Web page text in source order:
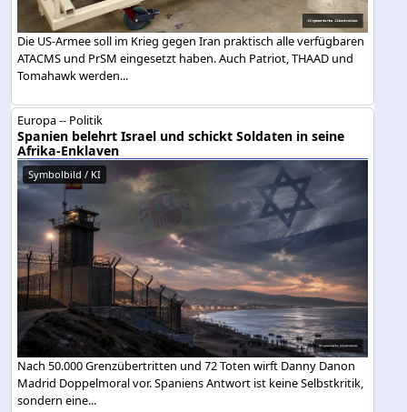
Die US-Armee soll im Krieg gegen Iran praktisch alle verfügbaren
ATACMS und PrSM eingesetzt haben. Auch Patriot, THAAD und
Tomahawk werden...
Europa -- Politik
Spanien belehrt Israel und schickt Soldaten in seine
Afrika-Enklaven
Symbolbild / KI
Nach 50.000 Grenzübertritten und 72 Toten wirft Danny Danon
Madrid Doppelmoral vor. Spaniens Antwort ist keine Selbstkritik,
sondern eine...